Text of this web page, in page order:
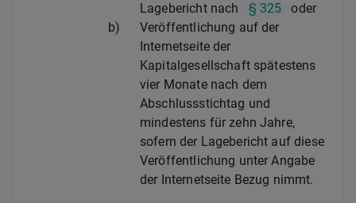
Lagebericht nach
§ 325
oder
b)
Veröffentlichung auf der
Internetseite der
Kapitalgesellschaft spätestens
vier Monate nach dem
Abschlussstichtag und
mindestens für zehn Jahre,
sofern der Lagebericht auf diese
Veröffentlichung unter Angabe
der Internetseite Bezug nimmt.